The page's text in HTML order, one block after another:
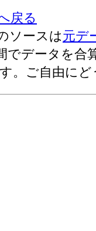
者数[人]
園]
古いラン
戻る
ソースは元デ
でデータを合
。ご自由にど